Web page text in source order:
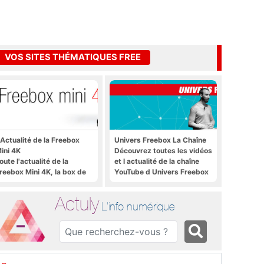
VOS SITES THÉMATIQUES FREE
de la Freebox
4K
l'actualité de la
Mini 4K, la box de
Univers Freebox La Chaîne
Découvrez toutes les vidéos
et l actualité de la chaîne
YouTube d Univers Freebox
Actuly L'info numérique